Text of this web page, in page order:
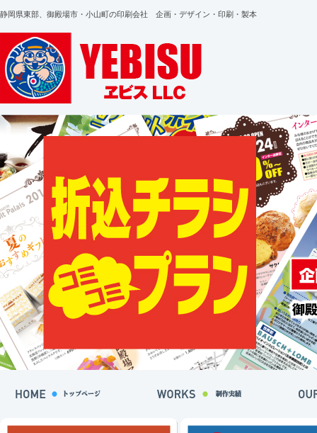
静岡県東部、御殿場市・小山町の印刷会社 企画・デザイン・印刷・製本